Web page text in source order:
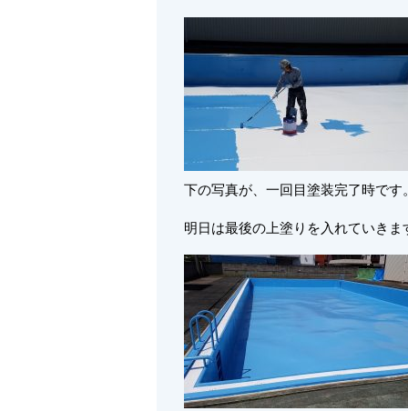
下の写真が、一回目塗装完了時です
明日は最後の上塗りを入れていきま